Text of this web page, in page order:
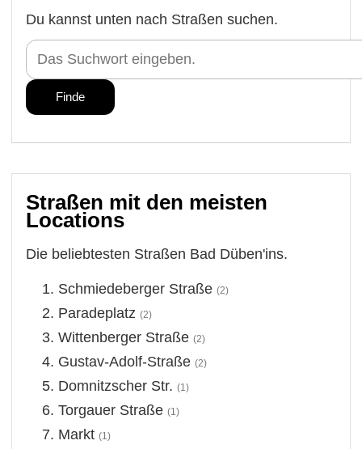
Du kannst unten nach Straßen suchen.
Straßen mit den meisten
Locations
Die beliebtesten Straßen Bad Düben'ins.
Schmiedeberger Straße (2)
Paradeplatz (2)
Wittenberger Straße (2)
Gustav-Adolf-Straße (2)
Domnitzscher Str. (1)
Torgauer Straße (1)
Markt (1)